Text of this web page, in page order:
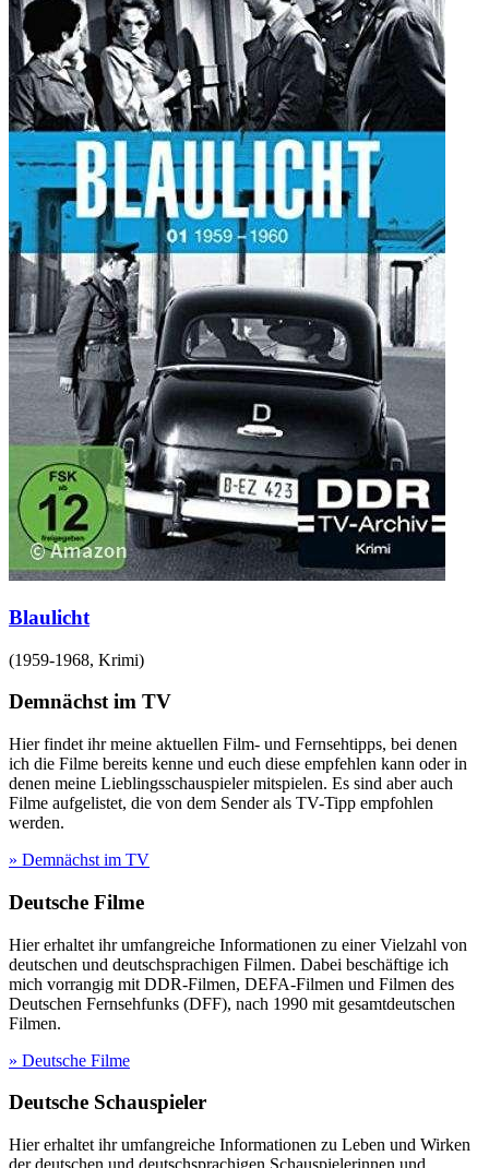
Blaulicht
(1959-1968, Krimi)
Demnächst im TV
Hier findet ihr meine aktuellen Film- und Fernsehtipps, bei denen
ich die Filme bereits kenne und euch diese empfehlen kann oder in
denen meine Lieblingsschauspieler mitspielen. Es sind aber auch
Filme aufgelistet, die von dem Sender als TV-Tipp empfohlen
werden.
» Demnächst im TV
Deutsche Filme
Hier erhaltet ihr umfangreiche Informationen zu einer Vielzahl von
deutschen und deutschsprachigen Filmen. Dabei beschäftige ich
mich vorrangig mit DDR-Filmen, DEFA-Filmen und Filmen des
Deutschen Fernsehfunks (DFF), nach 1990 mit gesamtdeutschen
Filmen.
» Deutsche Filme
Deutsche Schauspieler
Hier erhaltet ihr umfangreiche Informationen zu Leben und Wirken
der deutschen und deutschsprachigen Schauspielerinnen und